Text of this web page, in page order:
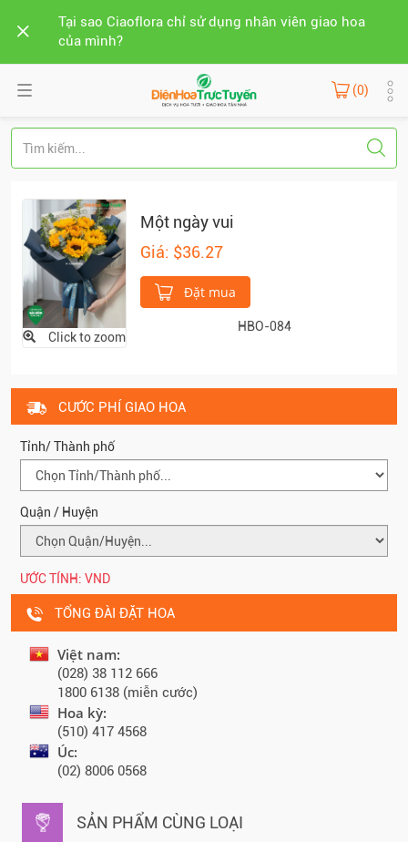
Tại sao Ciaoflora chỉ sử dụng nhân viên giao hoa
của mình?
(0)
Click to zoom
Một ngày vui
Giá: $36.27
Đặt mua
HBO-084
CƯỚC PHÍ GIAO HOA
Tỉnh/ Thành phố
Quận / Huyện
ƯỚC TÍNH: VND
TỔNG ĐÀI ĐẶT HOA
Việt nam:
(028) 38 112 666
1800 6138 (miễn cước)
Hoa kỳ:
(510) 417 4568
Úc:
(02) 8006 0568
SẢN PHẨM CÙNG LOẠI